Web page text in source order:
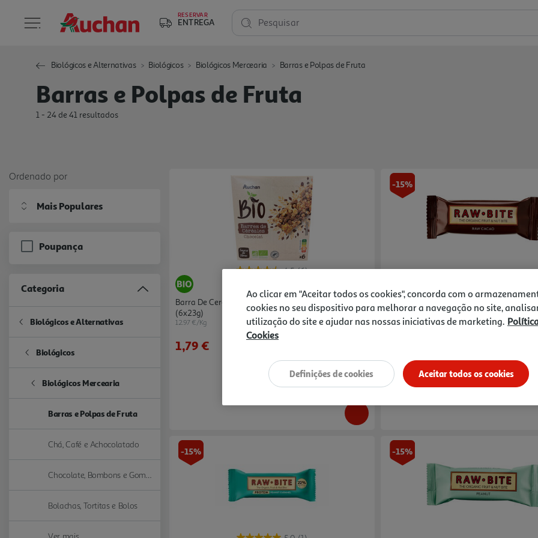
RESERVAR
ENTREGA Pesquisar
Biológicos e Alternativas Biológicos Biológicos Mercearia Barras e Polpas de Fruta
Barras e Polpas de Fruta
1 - 24 de 41 resultados
Ordenado por
Mais Populares
Poupança
Categoria
Biológicos e Alternativas
Refine by Categoria: Biológicos e Alternativas
Biológicos
Refine by Categoria: Biológicos
Biológicos Mercearia
Refine by Categoria: Biológicos Mercearia
Barras e Polpas de Fruta
selected Currently Refined by Categoria: Barras e Polpas de Fruta
Chá, Café e Achocolatado
Refine by Categoria: Chá, Café e Achocolatado
Chocolate, Bombons e Gomas
Refine by Categoria: Chocolate, Bombons e Gomas
Bolachas, Tortitas e Bolos
Refine by Categoria: Bolachas, Tortitas e Bolos
Ver mais
4.5 (6)
Barra De Cereais Auchan Bio Chocolate 138 G
(6x23g)
12.97 €/Kg
1,79 €
-15%
Barra Bio Raw Bite Cacau Caju 50g
40.6 €/Kg
-15% -15%
Ao clicar em "Aceitar todos os cookies", concorda com o
cookies no seu dispositivo para melhorar a navegação no site,
utilização do site e ajudar nas nossas iniciativas de marketing.
Cookies
Aceitar todos os cookies
Definições de cookies